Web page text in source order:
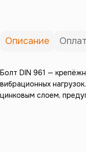
Описание
Болт DIN 961 —
вибрационных
цинковым слоем,